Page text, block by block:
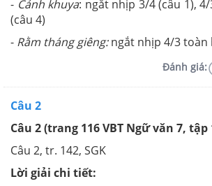
- Cảnh khuya: ngắt nhịp 3/4 (câu 1),
(câu 4)
- Rằm tháng giêng:ngắt nhịp 4/3 toàn
Đánh giá:
Câu 2
Câu 2 (trang 116 VBT Ngữ văn 7, tập
Câu 2, tr. 142, SGK
Lời giải chi tiết: